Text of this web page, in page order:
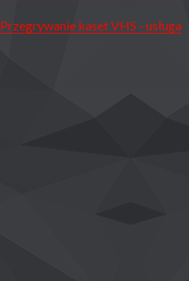
Przegrywanie kaset VHS - usługa